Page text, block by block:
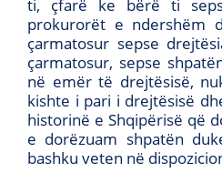
ti, çfarë ke bërë ti
prokurorët e ndershëm
çarmatosur sepse
çarmatosur, sepse
në emër të drejtësisë,
kishte i pari i drejtësisë
historinë e Shqipërisë që
e dorëzuam shpatën
bashku veten në